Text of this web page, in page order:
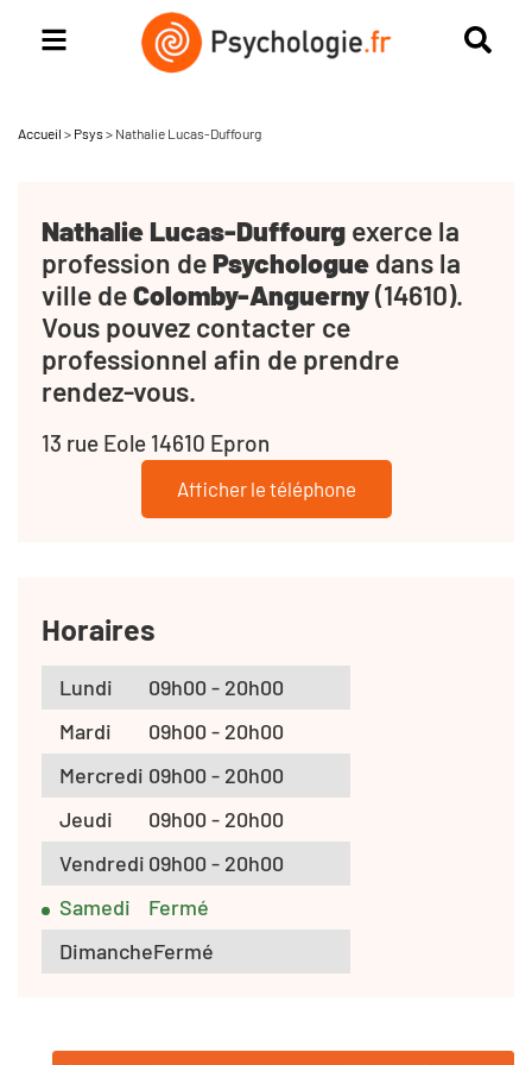
Accueil > Psys > Nathalie Lucas-Duffourg
Nathalie Lucas-Duffourg exerce la
profession dePsychologue dans la
ville deColomby-Anguerny(14610).
Vous pouvez contacter ce
professionnel afin de prendre
rendez-vous.
13 rue Eole 14610 Epron
Afficher le téléphone
Horaires
Lundi
09h00 - 20h00
Mardi
09h00 - 20h00
Mercredi 09h00 - 20h00
Jeudi
09h00 - 20h00
Vendredi 09h00 - 20h00
Samedi
Fermé
DimancheFermé